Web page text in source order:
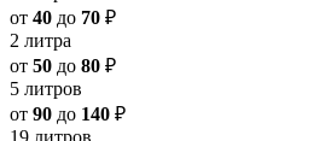
от 40 до 70 ₽
2 литра
от 50 до 80 ₽
5 литров
от 90 до 140 ₽